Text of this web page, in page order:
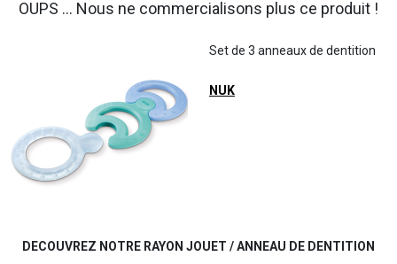
OUPS ... Nous ne commercialisons plus ce produit !
Set de 3 anneaux de dentition
NUK
DECOUVREZ NOTRE RAYON JOUET / ANNEAU DE DENTITION